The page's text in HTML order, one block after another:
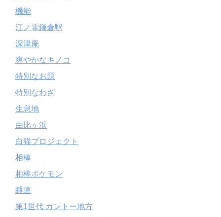
機能
江ノ電鎌倉駅
深津庵
爽やかなキノコ
特別なお題
特別なわざ
生息地
由比ヶ浜
白猫プロジェクト
相棒
相棒ポケモン
睡蓮
第1世代 カントー地方